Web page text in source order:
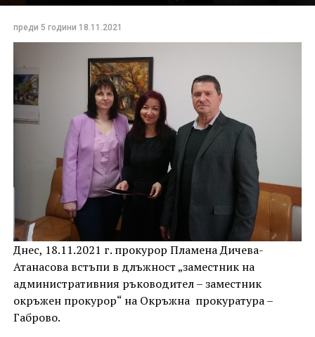
преди 5 години 18.11.2021
Днес, 18.11.2021 г. прокурор Пламена Дичева-
Атанасова встъпи в длъжност „заместник на
административния ръководител – заместник
окръжен прокурор“ на Окръжна прокуратура –
Габрово.